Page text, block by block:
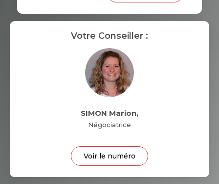
RESTAURANTS ET CAFÉS
Votre Conseiller :
SIMON Marion,
Négociatrice
Voir le numéro